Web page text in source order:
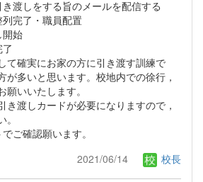
渡しをする旨のメールを配信する
完了・職員配置
始
て確実にお家の方に引き渡す訓練で
が多いと思います。校地内での徐行，
いいたします。
渡しカードが必要になりますので，
ご確認願います。
2021/06/14 校長